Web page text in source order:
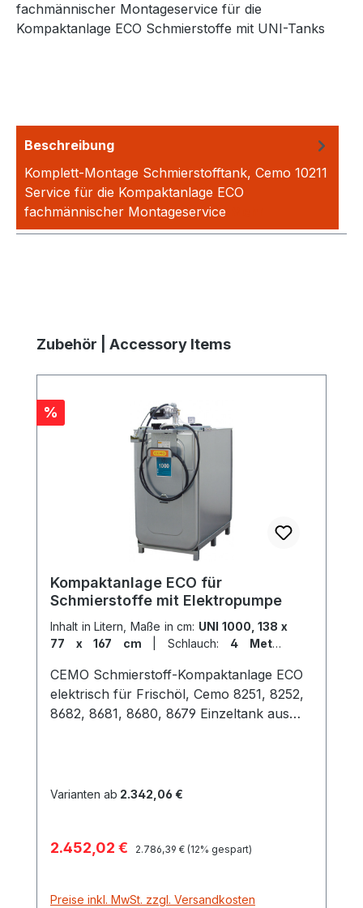
fachmännischer Montageservice für die
Kompaktanlage ECO Schmierstoffe mit UNI-Tanks
Beschreibung
Komplett-Montage Schmierstofftank, Cemo 10211
Service für die Kompaktanlage ECO
fachmännischer Montageservice
Produktgalerie überspringen
Zubehör | Accessory Items
Rabatt
%
Kompaktanlage ECO für
Schmierstoffe mit Elektropumpe
Inhalt in Litern, Maße in cm: UNI 1000, 138 x
77 x 167 cm
Schlauch: 4 Meter,
CEMO Schmierstoff-Kompaktanlage ECO
elektrisch für Frischöl, Cemo 8251, 8252,
8682, 8681, 8680, 8679 Einzeltank aus
Füllstandanzeige, optische Leckage-
Durchlaufzähler. Ohne Montage. Zur
Varianten ab 2.342,06 €
Verkaufspreis:
2.452,02 € Regulärer Preis:
2.786,39 € (12% gespart)
Preise inkl. MwSt. zzgl. Versandkosten